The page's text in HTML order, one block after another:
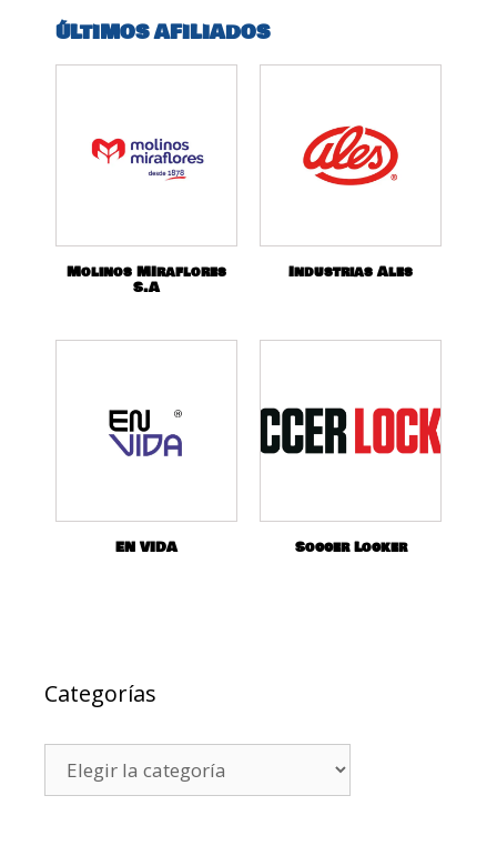
ÚLTIMOS AFILIADOS
Molinos MIraflores
S.A
Industrias Ales
EN VIDA Soccer Locker
Categorías